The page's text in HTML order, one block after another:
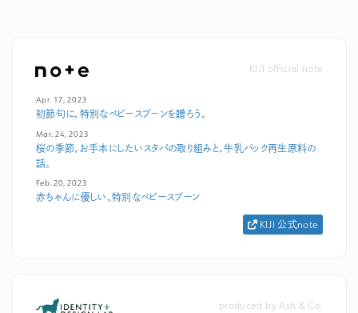
KIJI official note
Apr. 17, 2023
初節句に、特別なベビースプーンを贈ろう。
Mar. 24, 2023
桜の季節。お手本にしたいスタバの取り組みと、牛乳パック再生原料の
話。
Feb. 20, 2023
赤ちゃんに優しい、特別なベビースプーン
KIJI 公式note
produced by Ash & Co.